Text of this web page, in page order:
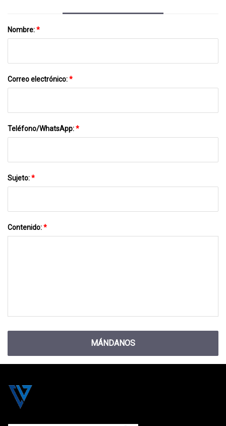
Nombre:*
Correo electrónico:*
Teléfono/WhatsApp:*
Sujeto:*
Contenido:*
MÁNDANOS